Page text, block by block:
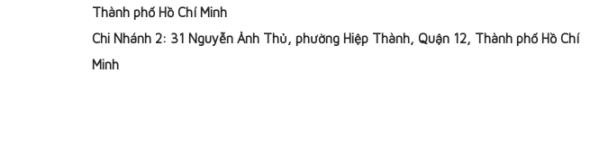
Thành phố Hồ Chí Minh
Chi Nhánh 2: 31 Nguyễn Ảnh Thủ, phường Hiệp Thành, Quận 12, Thành phố Hồ Chí
Minh